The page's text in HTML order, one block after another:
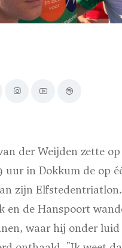
der Weijden zette
uur in Dokkum de op
zijn
en de Hanspoort
waar hij onder luid